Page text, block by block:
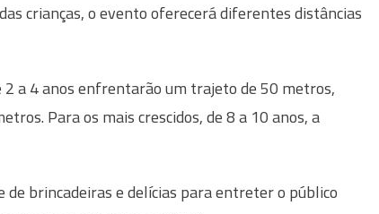
crianças, o evento oferecerá diferentes distâncias
2 a 4 anos enfrentarão um trajeto de 50 metros,
Para os mais crescidos, de 8 a 10 anos, a
brincadeiras e delícias para entreter o público